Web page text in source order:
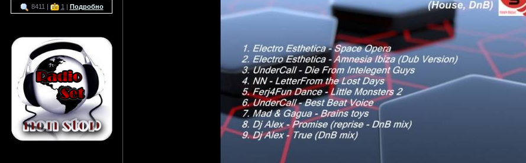
8411 | 1 | Подробно